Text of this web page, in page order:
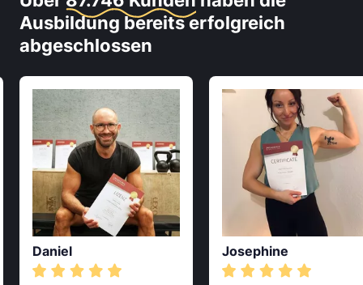
Ausbildung bereits erfolgreich
abgeschlossen
Daniel Josephine